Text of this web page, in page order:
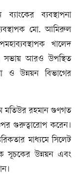
ব্যবস্থাপনা
মো. আমিরুল
খালেদ
সভায় আরও উপস্থিত
ও উন্নয়ন বিভাগের
মতিউর রহমান গুণগত
গুরুত্বারোপ করেন।
মাধ্যমে সিলেট
সূচকের উন্নয়ন এবং